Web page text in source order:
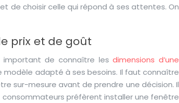
de choisir celle qui répond à ses attentes. On
prix et de goût
important de connaître lesdimensions d’une
modèle adapté à ses besoins. Il faut connaître
sur-mesure avant de prendre une décision. Il
consommateurs préfèrent installer une fenêtre